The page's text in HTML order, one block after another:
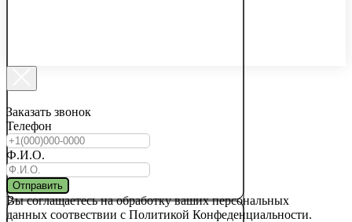
Заказать звонок
Телефон
Ф.И.О.
Отправить
Вы соглащаетесь на обработку ваших персональных
данных соотвествии с Политикой Конфеденциальности.